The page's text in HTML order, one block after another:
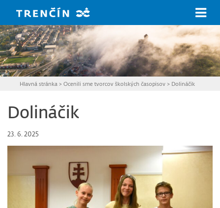
Hlavná stránka > Ocenili sme tvorcov školských časopisov> Dolináčik
Dolináčik
23. 6. 2025